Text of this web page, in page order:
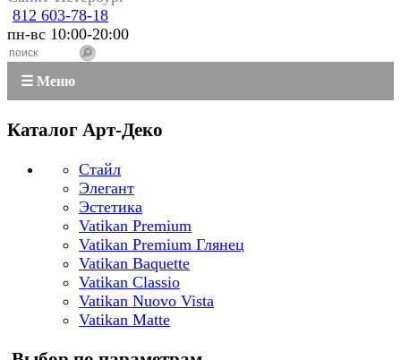
812 603-78-18
пн-вс 10:00-20:00
☰ Меню
Каталог Арт-Деко
Стайл
Элегант
Эстетика
Vatikan Premium
Vatikan Premium Глянец
Vatikan Baquette
Vatikan Classio
Vatikan Nuovo Vista
Vatikan Matte